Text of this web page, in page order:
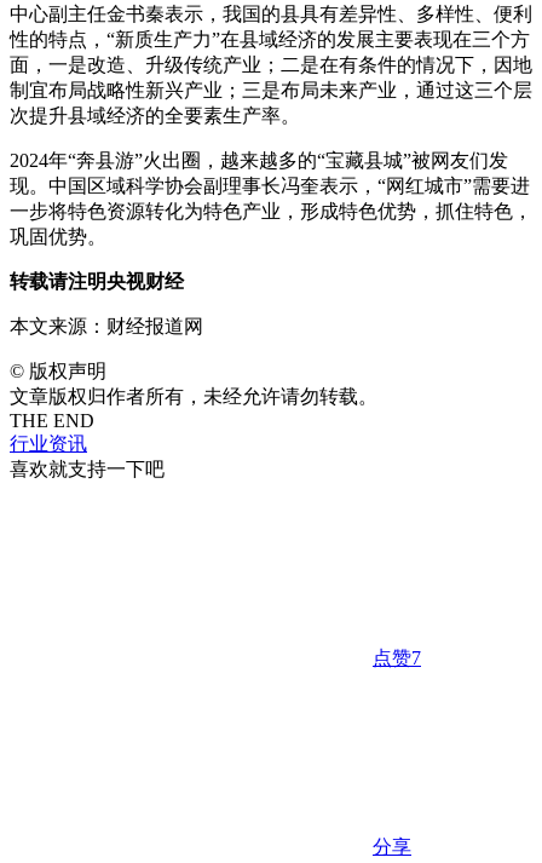
中心副主任金书秦表示，我国的县具有差异性、多样性、便利
性的特点，“新质生产力”在县域经济的发展主要表现在三个方
面，一是改造、升级传统产业；二是在有条件的情况下，因地
制宜布局战略性新兴产业；三是布局未来产业，通过这三个层
次提升县域经济的全要素生产率。
2024年“奔县游”火出圈，越来越多的“宝藏县城”被网友们发
现。中国区域科学协会副理事长冯奎表示，“网红城市”需要进
一步将特色资源转化为特色产业，形成特色优势，抓住特色，
巩固优势。
转载请注明央视财经
本文来源：财经报道网
© 版权声明
文章版权归作者所有，未经允许请勿转载。
THE END
行业资讯
喜欢就支持一下吧
点赞7
分享